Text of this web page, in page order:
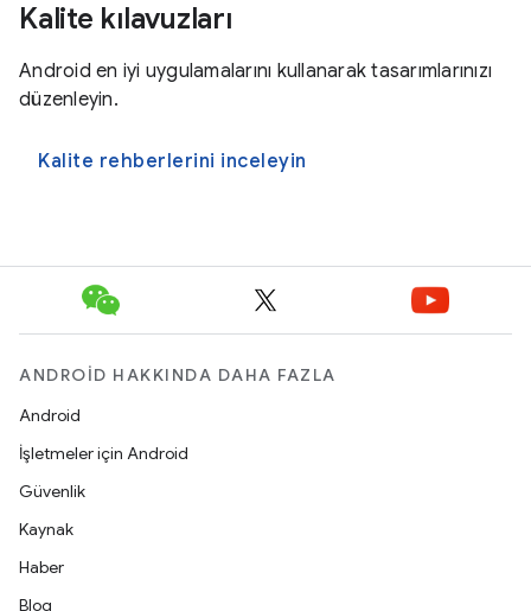
Kalite kılavuzları
Android en iyi uygulamalarını kullanarak tasarımlarınızı
düzenleyin.
Kalite rehberlerini inceleyin
ANDROID HAKKINDA DAHA FAZLA
Android
İşletmeler için Android
Güvenlik
Kaynak
Haber
Blog